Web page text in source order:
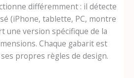
différemment : il détecte
(iPhone, tablette, PC, montre
une version spécifique de la
Chaque gabarit est
ses propres règles de design.